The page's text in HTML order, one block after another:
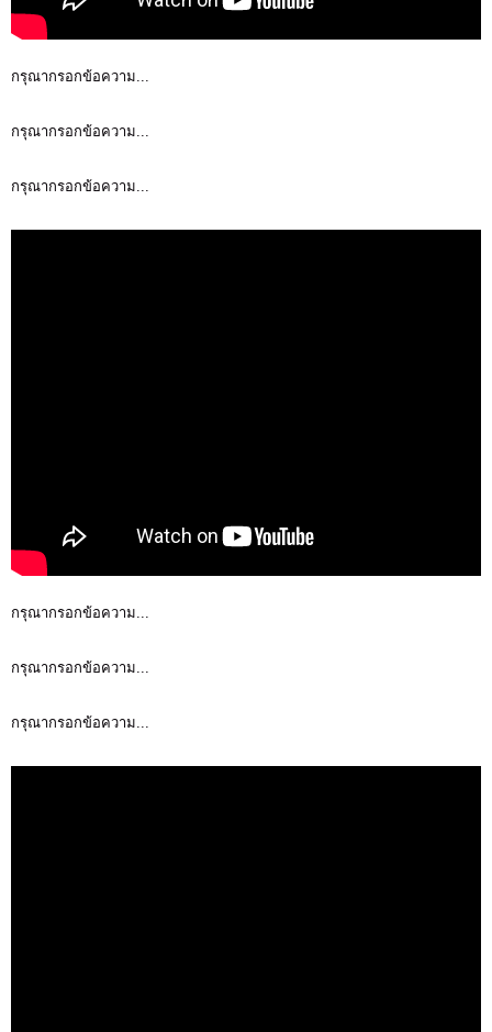
กรุณากรอกข้อความ...
กรุณากรอกข้อความ...
กรุณากรอกข้อความ...
กรุณากรอกข้อความ...
กรุณากรอกข้อความ...
กรุณากรอกข้อความ...